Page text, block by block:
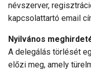
névszerver,
kapcsolattartó email
Nyilvános
A delegálás törlését
előzi meg, amely